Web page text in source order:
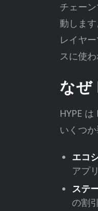
チェー
動しま
レイヤ
スに使
なぜ
HYPE
いくつか
エコ
アプ
ステ
の割